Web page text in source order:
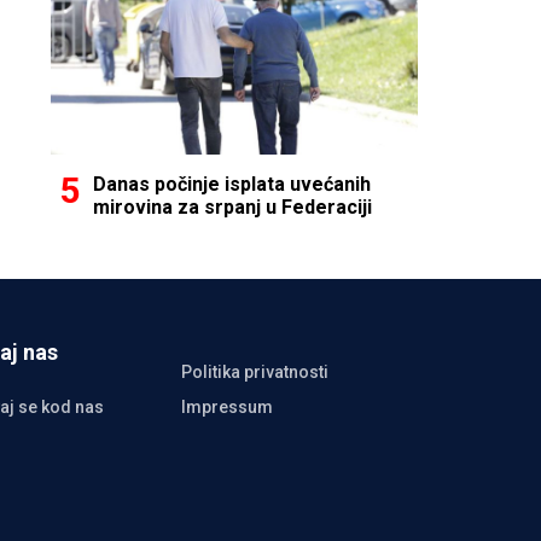
Danas počinje isplata uvećanih
mirovina za srpanj u Federaciji
nas
Politika privatnosti
se kod nas
Impressum